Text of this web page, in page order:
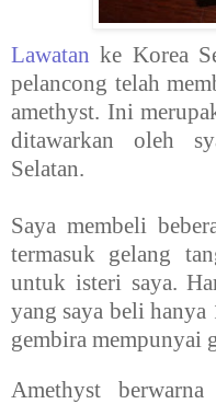
Lawatan ke Korea
pelancong telah
amethyst. Ini
ditawarkan oleh
Selatan.
Saya membeli
termasuk gelang
untuk isteri saya.
yang saya beli hanya
gembira mempunyai
Amethyst